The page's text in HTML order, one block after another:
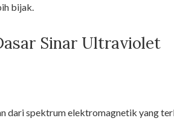
bijak.
Sinar Ultraviolet
dari spektrum elektromagnetik yang